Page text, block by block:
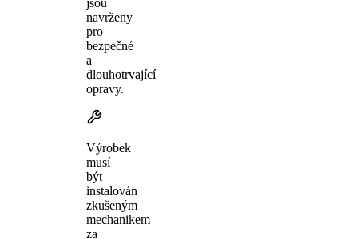
navrženy
pro
bezpečné
a
dlouhotrvající
opravy.
Výrobek
musí
být
instalován
zkušeným
mechanikem
za